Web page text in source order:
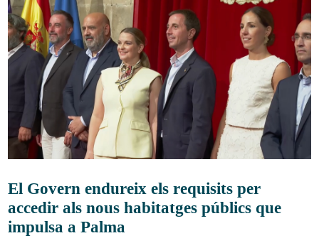
El Govern endureix els requisits per
accedir als nous habitatges públics que
impulsa a Palma